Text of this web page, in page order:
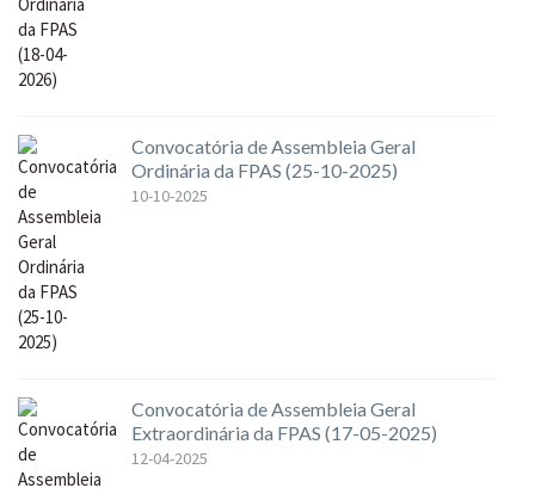
Convocatória de Assembleia Geral
Ordinária da FPAS (25-10-2025)
10-10-2025
Convocatória de Assembleia Geral
Extraordinária da FPAS (17-05-2025)
12-04-2025